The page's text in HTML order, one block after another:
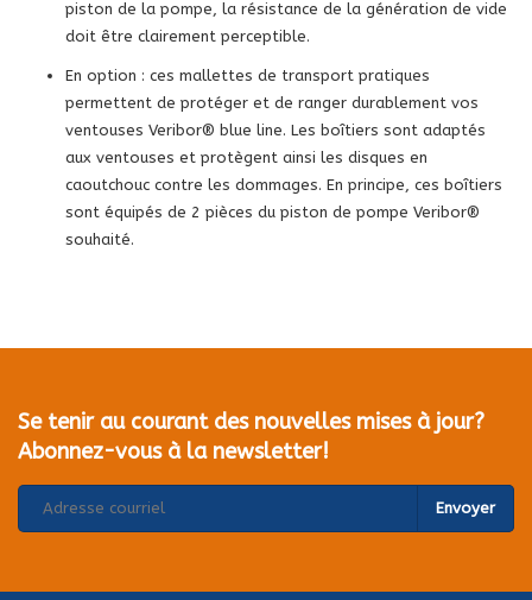
piston de la pompe, la résistance de la génération de vide
doit être clairement perceptible.
En option : ces mallettes de transport pratiques
permettent de protéger et de ranger durablement vos
ventouses Veribor® blue line. Les boîtiers sont adaptés
aux ventouses et protègent ainsi les disques en
caoutchouc contre les dommages. En principe, ces boîtiers
sont équipés de 2 pièces du piston de pompe Veribor®
souhaité.
Se tenir au courant des nouvelles mises à jour?
Abonnez-vous à la newsletter!
Envoyer